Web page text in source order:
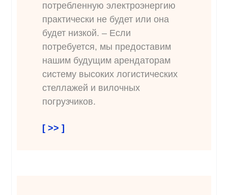
потребленную электроэнергию
практически не будет или она
будет низкой. – Если
потребуется, мы предоставим
нашим будущим арендаторам
систему высоких логистических
стеллажей и вилочных
погрузчиков.
[ >> ]